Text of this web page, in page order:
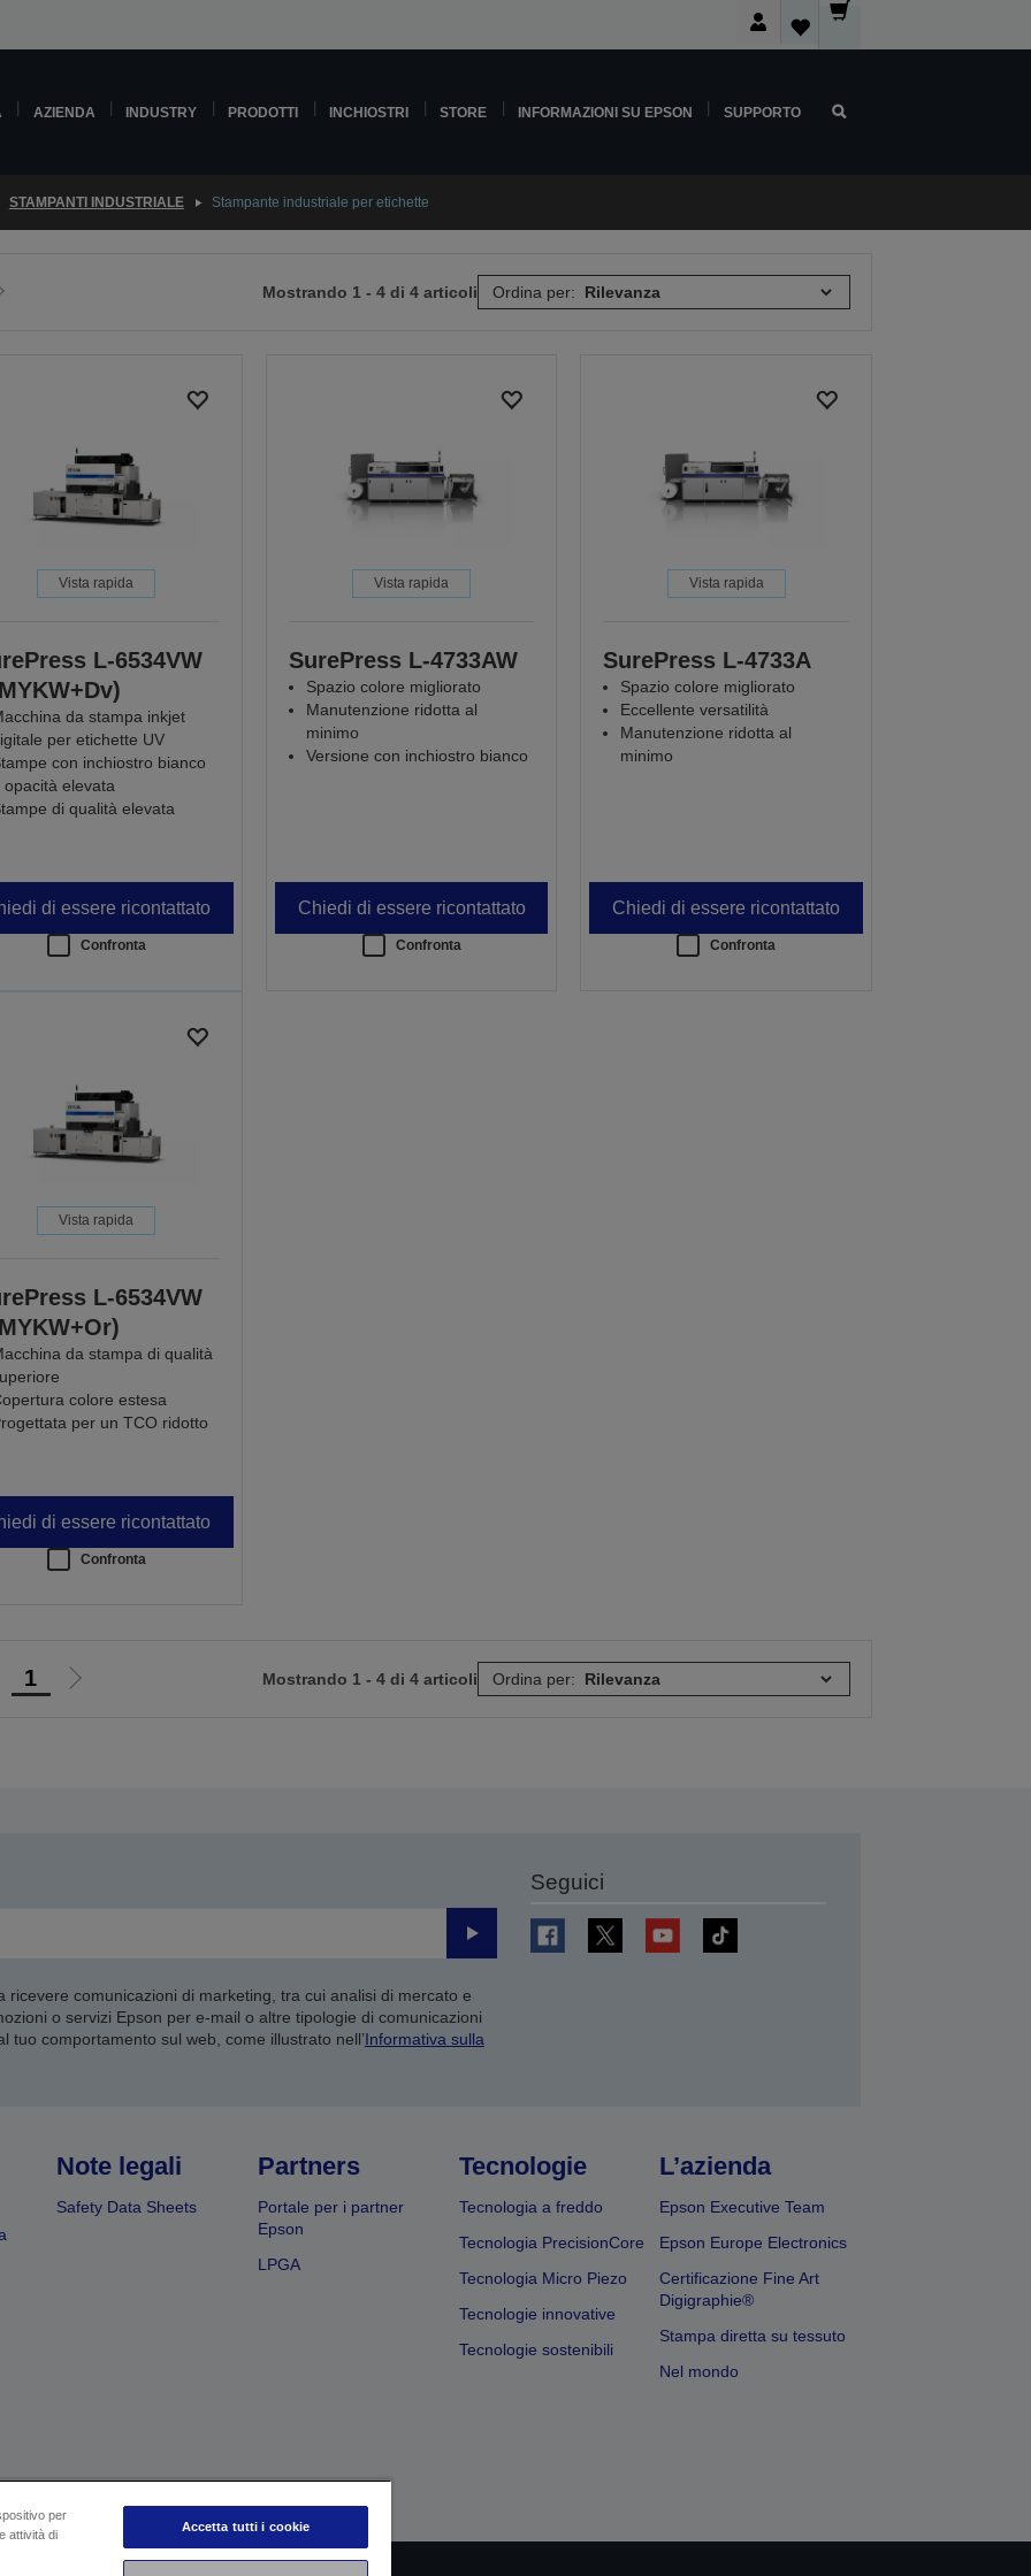
AZIENDA INDUSTRY PRODOTTI INCHIOSTRI STORE INFORMAZIONI SU EPSON SUPPORTO
STAMPANTI INDUSTRIALE Stampante industriale per etichette
Mostrando 1 - 4 di 4 articoli Ordina per:
Vista rapida
L-6534VW
da stampa inkjet
per etichette UV
con inchiostro bianco
opacità elevata
di qualità elevata
di essere ricontattato
Confronta
Vista rapida
SurePress L-4733AW
Spazio colore migliorato
Manutenzione ridotta al
minimo
Versione con inchiostro bianco
Chiedi di essere ricontattato
Confronta
Vista rapida
SurePress L-4733A
Spazio colore migliorato
Eccellente versatilità
Manutenzione ridotta al
minimo
Chiedi di essere ricontattato
Confronta
Vista rapida
L-6534VW
da stampa di qualità
colore estesa
per un TCO ridotto
di essere ricontattato
Confronta
1
Vai
Mostrando 1 - 4 di 4 articoli Ordina per:
Invia
ricevere comunicazioni di marketing, tra cui analisi di mercato e
o servizi Epson per e-mail o altre tipologie di comunicazioni
comportamento sul web, come illustrato nell’Informativa sulla
Seguici
Note legali
Safety Data Sheets
Partners
Portale per i partner
Epson
LPGA
Tecnologie
Tecnologia a freddo
Tecnologia PrecisionCore
Tecnologia Micro Piezo
Tecnologie innovative
Tecnologie sostenibili
L’azienda
Epson Executive Team
Epson Europe Electronics
Certificazione Fine Art
Digigraphie®
Stampa diretta su tessuto
Nel mondo
per
attività di
Accetta tutti i cookie